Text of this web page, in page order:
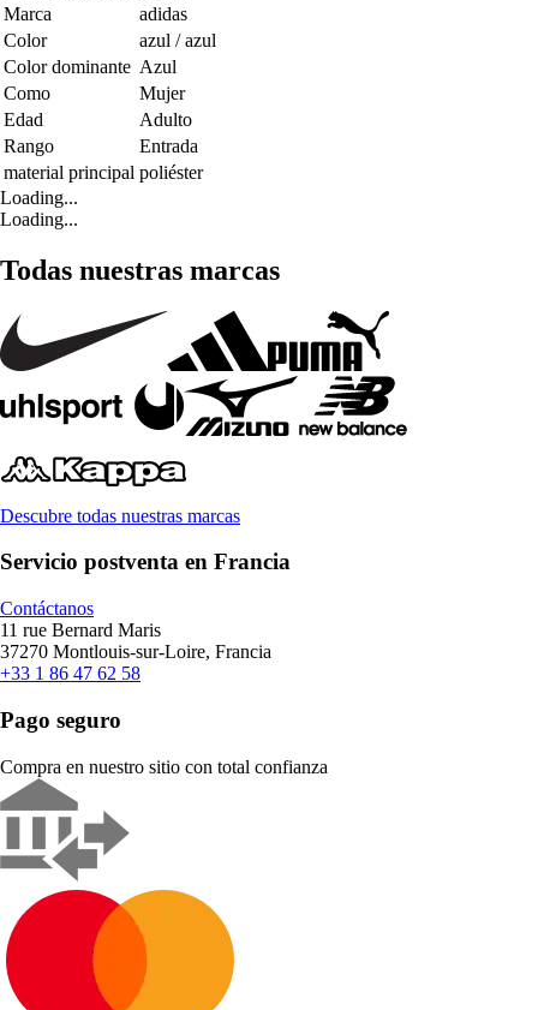
Marca
adidas
Color
azul / azul
Color dominante Azul
Como
Mujer
Edad
Adulto
Rango
Entrada
material principal poliéster
Loading...
Loading...
Todas nuestras marcas
Descubre todas nuestras marcas
Servicio postventa en Francia
Contáctanos
11 rue Bernard Maris
37270 Montlouis-sur-Loire, Francia
+33 1 86 47 62 58
Pago seguro
Compra en nuestro sitio con total confianza